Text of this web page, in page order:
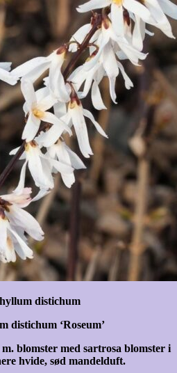
distichum
distichum ‘Roseum’
blomster med sartrosa blomster i
hvide, sød mandelduft.